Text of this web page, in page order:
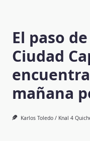
El paso
Ciudad
mañana
Karlos Toledo / Knal 4